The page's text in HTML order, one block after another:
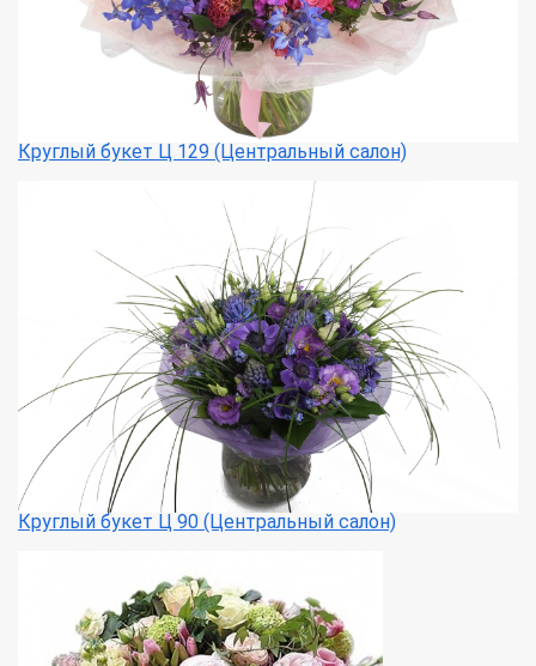
Круглый букет Ц 129 (Центральный салон)
Круглый букет Ц 90 (Центральный салон)